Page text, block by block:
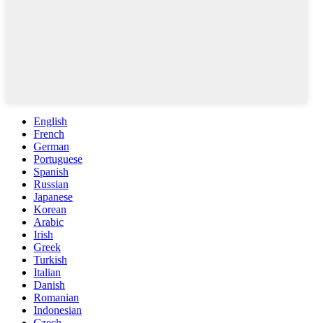
English
French
German
Portuguese
Spanish
Russian
Japanese
Korean
Arabic
Irish
Greek
Turkish
Italian
Danish
Romanian
Indonesian